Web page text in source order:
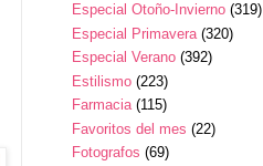
Especial Otoño-Invierno (319)
Especial Primavera (320)
Especial Verano (392)
Estilismo (223)
Farmacia (115)
Favoritos del mes (22)
Fotografos (69)